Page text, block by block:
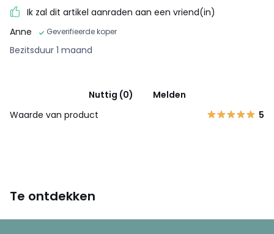
Ik zal dit artikel aanraden aan een vriend(in)
Anne
Geverifieerde koper
Bezitsduur 1 maand
Nuttig (0)
Melden
Waarde van product
5
Te ontdekken